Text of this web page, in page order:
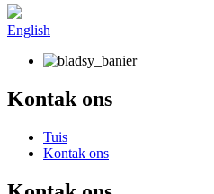
English
Kontak ons
Tuis
Kontak ons